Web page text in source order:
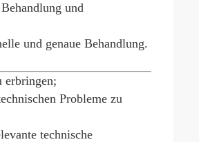
und
und genaue Behandlung.
erbringen;
Probleme zu
technische